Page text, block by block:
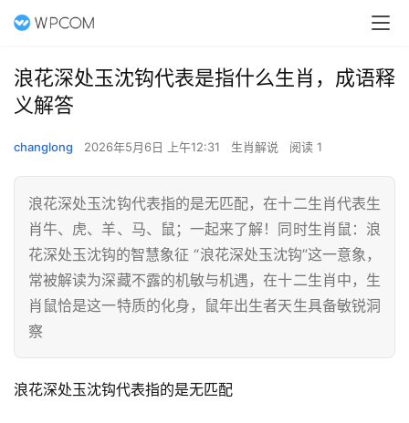
浪花深处玉沈钩代表是指什么生肖，成语释
义解答
changlong 2026年5月6日 上午12:31 生肖解说 阅读 1
浪花深处玉沈钩代表指的是无匹配，在十二生肖代表生
肖牛、虎、羊、马、鼠；一起来了解！同时生肖鼠：浪
花深处玉沈钩的智慧象征 “浪花深处玉沈钩”这一意象，
常被解读为深藏不露的机敏与机遇，在十二生肖中，生
肖鼠恰是这一特质的化身，鼠年出生者天生具备敏锐洞
察
浪花深处玉沈钩代表指的是无匹配